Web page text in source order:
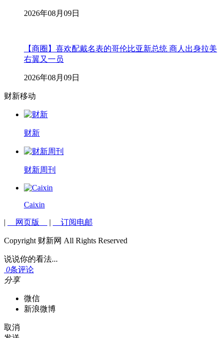
2026年08月09日
【商圈】喜欢配戴名表的哥伦比亚新总统 商人出身拉美
右翼又一员
2026年08月09日
财新移动
财新
财新周刊
Caixin
| 网页版 | 订阅电邮
Copyright 财新网 All Rights Reserved
说说你的看法...
0条评论
分享
微信
新浪微博
取消